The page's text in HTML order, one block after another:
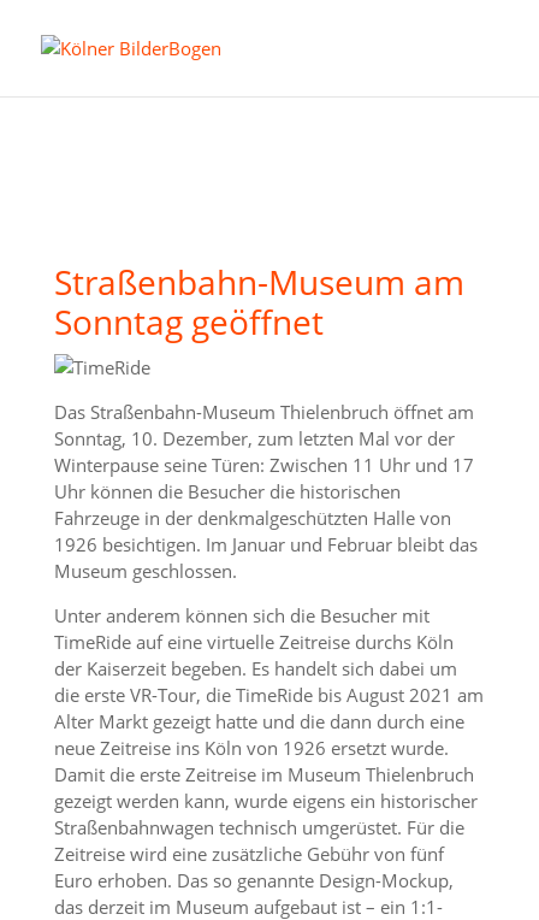
Straßenbahn-Museum am
Sonntag geöffnet
Das Straßenbahn-Museum Thielenbruch öffnet am
Sonntag, 10. Dezember, zum letzten Mal vor der
Winterpause seine Türen: Zwischen 11 Uhr und 17
Uhr können die Besucher die historischen
Fahrzeuge in der denkmalgeschützten Halle von
1926 besichtigen. Im Januar und Februar bleibt das
Museum geschlossen.
Unter anderem können sich die Besucher mit
TimeRide auf eine virtuelle Zeitreise durchs Köln
der Kaiserzeit begeben. Es handelt sich dabei um
die erste VR-Tour, die TimeRide bis August 2021 am
Alter Markt gezeigt hatte und die dann durch eine
neue Zeitreise ins Köln von 1926 ersetzt wurde.
Damit die erste Zeitreise im Museum Thielenbruch
gezeigt werden kann, wurde eigens ein historischer
Straßenbahnwagen technisch umgerüstet. Für die
Zeitreise wird eine zusätzliche Gebühr von fünf
Euro erhoben. Das so genannte Design-Mockup,
das derzeit im Museum aufgebaut ist – ein 1:1-